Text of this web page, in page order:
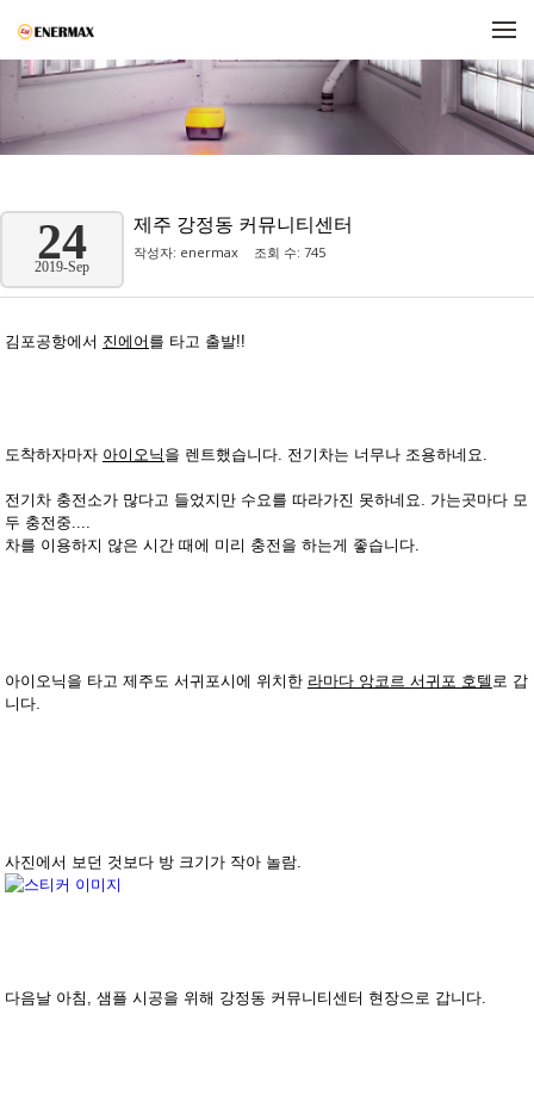
24
2019-Sep
제주 강정동 커뮤니티센터
작성자: enermax 조회 수: 745
김포공항에서 진에어 를 타고 출발!!
도착하자마자 아이오닉 을 렌트했습니다. 전기차는 너무나 조용하네요.
전기차 충전소가 많다고 들었지만 수요를 따라가진 못하네요. 가는곳마다 모
두 충전중....
차를 이용하지 않은 시간 때에 미리 충전을 하는게 좋습니다.
아이오닉을 타고 제주도 서귀포시에 위치한 라마다 앙코르 서귀포 호텔 로 갑
니다.
사진에서 보던 것보다 방 크기가 작아 놀람.
다음날 아침, 샘플 시공을 위해 강정동 커뮤니티센터 현장으로 갑니다.